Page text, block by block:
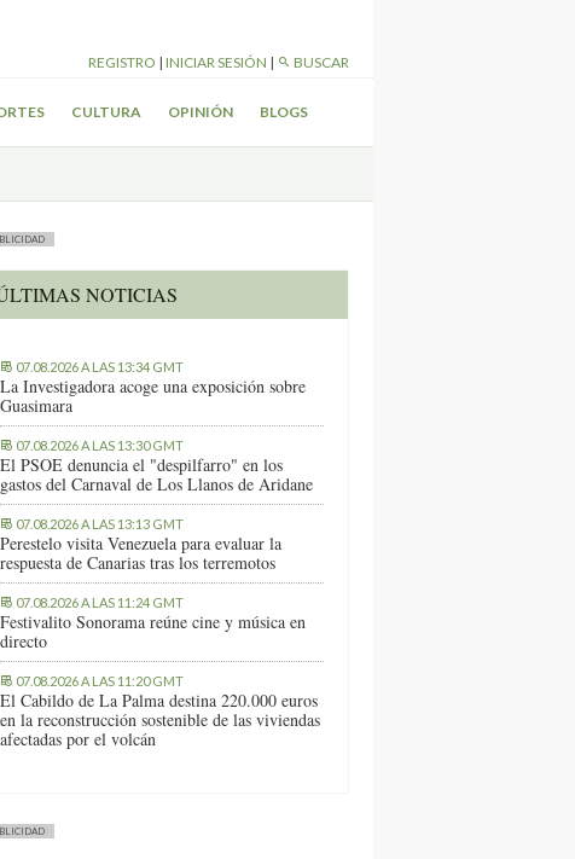
REGISTRO | INICIAR SESIÓN | BUSCAR
CULTURA OPINIÓN BLOGS
NOTICIAS
07.08.2026 A LAS 13:34 GMT
La Investigadora acoge una exposición sobre
Guasimara
07.08.2026 A LAS 13:30 GMT
El PSOE denuncia el "despilfarro" en los
gastos del Carnaval de Los Llanos de Aridane
07.08.2026 A LAS 13:13 GMT
Perestelo visita Venezuela para evaluar la
respuesta de Canarias tras los terremotos
07.08.2026 A LAS 11:24 GMT
Festivalito Sonorama reúne cine y música en
directo
07.08.2026 A LAS 11:20 GMT
El Cabildo de La Palma destina 220.000 euros
en la reconstrucción sostenible de las viviendas
afectadas por el volcán